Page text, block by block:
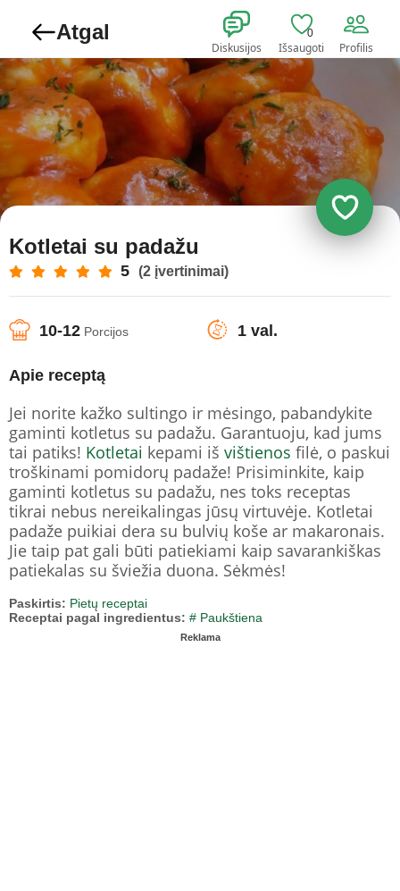
Atgal
Diskusijos
0
Išsaugoti Profilis
Kotletai su padažu
5 (2 įvertinimai)
10-12 Porcijos 1 val.
Apie receptą
Jei norite kažko sultingo ir mėsingo, pabandykite
gaminti kotletus su padažu. Garantuoju, kad jums
tai patiks! Kotletai kepami iš vištienos filė, o paskui
troškinami pomidorų padaže! Prisiminkite, kaip
gaminti kotletus su padažu, nes toks receptas
tikrai nebus nereikalingas jūsų virtuvėje. Kotletai
padaže puikiai dera su bulvių koše ar makaronais.
Jie taip pat gali būti patiekiami kaip savarankiškas
patiekalas su šviežia duona. Sėkmės!
Paskirtis: Pietų receptai
Receptai pagal ingredientus: # Paukštiena
Reklama